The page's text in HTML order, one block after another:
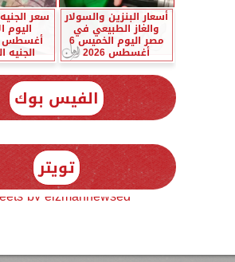
أسعار البنزين والسولار
والغاز الطبيعي في
مصر اليوم الخميس 6
أغسطس 2026
سعر
الجنيه
الفيس بوك
تويتر
by elzmannewseg